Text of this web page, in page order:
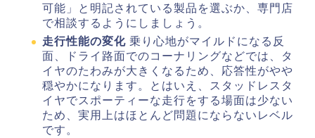
可能」と明記されている製品を選ぶか、専門店
で相談するようにしましょう。
走行性能の変化 乗り心地がマイルドになる反
面、ドライ路面でのコーナリングなどでは、タ
イヤのたわみが大きくなるため、応答性がやや
穏やかになります。とはいえ、スタッドレスタ
イヤでスポーティーな走行をする場面は少ない
ため、実用上はほとんど問題にならないレベル
です。